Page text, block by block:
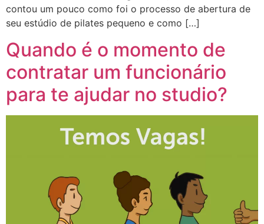
contou um pouco como foi o processo de abertura de
seu estúdio de pilates pequeno e como […]
Quando é o momento de
contratar um funcionário
para te ajudar no studio?